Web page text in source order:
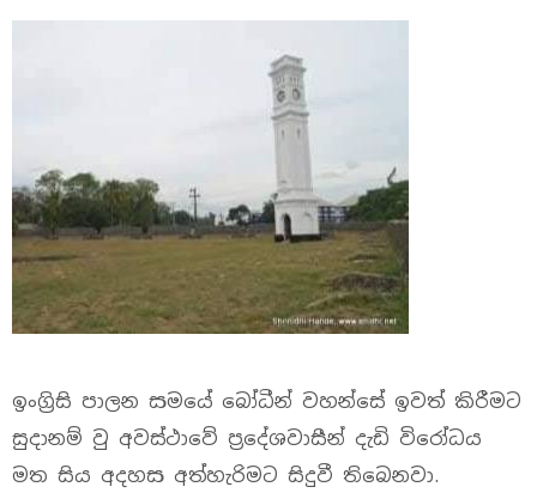
ඉංග්‍රිසි පාලන සමයේ බෝධීන් වහන්සේ ඉවත් කිරීමට
සුදානම් වු අවස්ථාවේ ප්‍රදේශවාසීන් දැඩි විරෝධය
මත සිය අදහස අත්හැරිමට සිදුවී තිබෙනවා.